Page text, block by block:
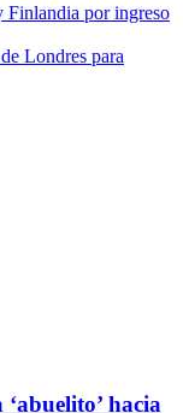
Finlandia por ingreso
Londres para
hacia